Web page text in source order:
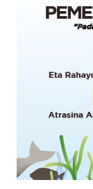
memberikan
Februari di
Kanker
Cancer for the
meningkatkan
dari penyakit
Pada acara
kesehatan
(International